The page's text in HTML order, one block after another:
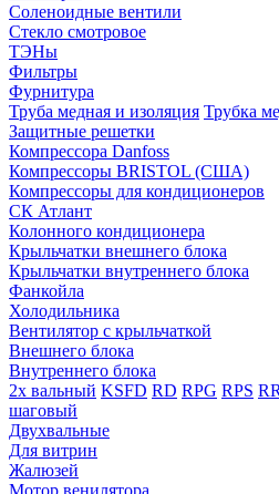
Соленоидные вентили
Стекло смотровое
ТЭНы
Фильтры
Фурнитура
Труба медная и изоляция Трубка
Защитные решетки
Компрессора Danfoss
Компрессоры BRISTOL (США)
Компрессоры для кондиционеров
СК Атлант
Колонного кондиционера
Крыльчатки внешнего блока
Крыльчатки внутреннего блока
Фанкойла
Холодильника
Вентилятор с крыльчаткой
Внешнего блока
Внутреннего блока
2х вальный KSFD RD RPG RPS
шаговый
Двухвальные
Для витрин
Жалюзей
Мотор венилятора